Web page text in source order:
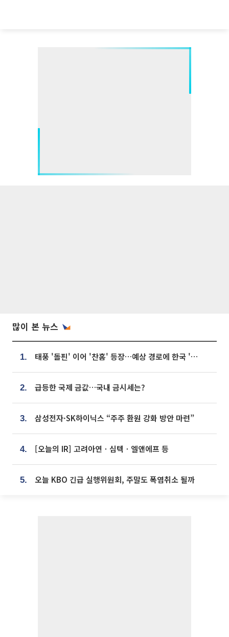
많이 본 뉴스
1. 태풍 '돌핀' 이어 '찬홈' 등장…예상 경로에 한국 '한숨'
2. 급등한 국제 금값…국내 금시세는?
3. 삼성전자·SK하이닉스 “주주 환원 강화 방안 마련”
4. [오늘의 IR] 고려아연ㆍ심텍ㆍ엘앤에프 등
5. 오늘 KBO 긴급 실행위원회, 주말도 폭염취소 될까